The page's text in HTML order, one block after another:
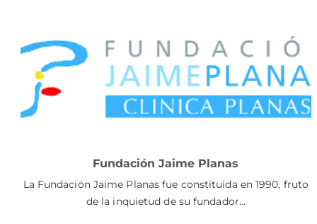
Fundación Jaime Planas
La Fundación Jaime Planas fue constituida en 1990, fruto
de la inquietud de su fundador…